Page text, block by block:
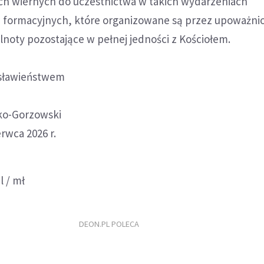
które organizowane są przez
pozostające w pełnej jedności z Kościołem.
Gorzowski
2026 r.
/ mł
DEON.PL POLECA